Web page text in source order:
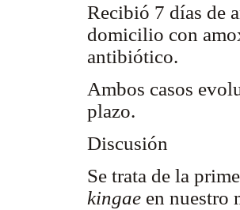
Recibió 7 días de
domicilio con
antibiótico.
Ambos casos
plazo.
Discusión
Se trata de la
kingae en nuestro